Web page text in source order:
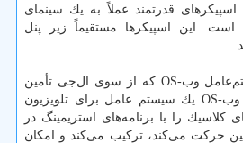
اسپیكرهای قدرتمند عملاً به یك سینمای
این اسپیكرها مستقیماً زیر پنل
پنل این تلویزیون از سیستم‌عامل وب-OS كه از سوی ال‌جی تأمین
شده است، بهره می‌برد. وب-OS یك سیستم عامل برای تلویزیون
كلاسیك را با برنامه‌های استریمینگ در
حركت می‌كند، تركیب می‌كند و امكان